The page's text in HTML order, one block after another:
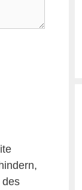
des